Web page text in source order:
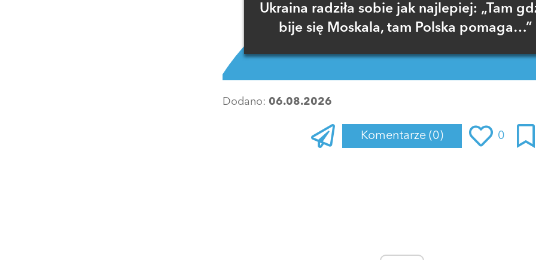
Ukraina radziła sobie jak najlepiej: „Tam
bije się Moskala, tam Polska pomaga…”
Dodano: 06.08.2026
Komentarze (0) 0